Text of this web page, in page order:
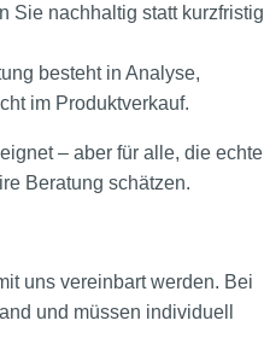
Sie nachhaltig statt kurzfristig
besteht in Analyse,
im Produktverkauf.
– aber für alle, die echte
Beratung schätzen.
uns vereinbart werden. Bei
und müssen individuell